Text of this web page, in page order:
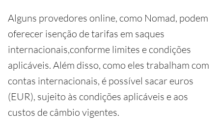
Alguns provedores online, como Nomad, podem
oferecer isenção de tarifas em saques
internacionais,conforme limites e condições
aplicáveis. Além disso, como eles trabalham com
contas internacionais, é possível sacar euros
(EUR), sujeito às condições aplicáveis e aos
custos de câmbio vigentes.